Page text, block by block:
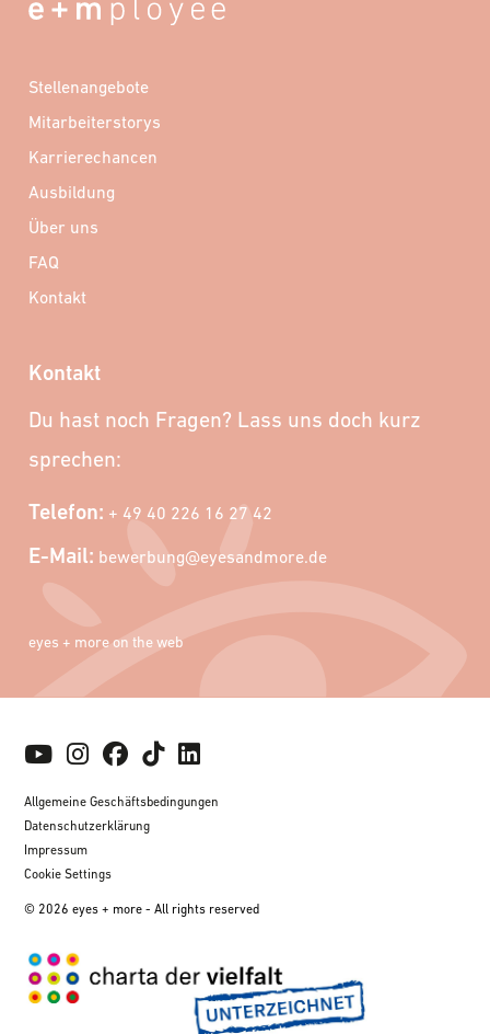
Stellenangebote
Mitarbeiterstorys
Karrierechancen
Ausbildung
Über uns
FAQ
Kontakt
Kontakt
Du hast noch Fragen? Lass uns doch kurz
sprechen:
Telefon: + 49 40 226 16 27 42
E-Mail: bewerbung@eyesandmore.de
eyes + more on the web
Allgemeine Geschäftsbedingungen
Datenschutzerklärung
Impressum
Cookie Settings
© 2026 eyes + more - All rights reserved